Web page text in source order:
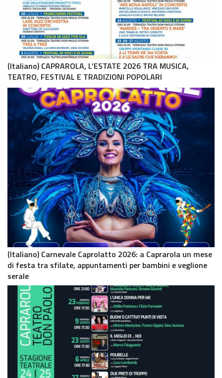
(Italiano) CAPRAROLA, L’ESTATE 2026 TRA MUSICA,
TEATRO, FESTIVAL E TRADIZIONI POPOLARI
(Italiano) Carnevale Caprolatto 2026: a Caprarola un mese
di festa tra sfilate, appuntamenti per bambini e veglione
serale